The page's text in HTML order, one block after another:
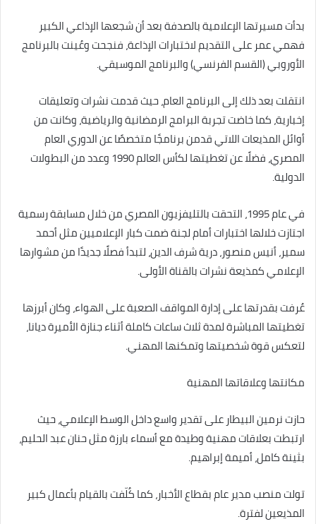
بدأت مسيرتها الإعلامية بالصدفة بعد أن شجعها الإذاعي الكبير
فهمي عمر على التقديم لاختبارات الإذاعة، فنجحت وعُينت بالبرنامج
الأوروبي (القسم الفرنسي) والبرنامج الموسيقي.
انتقلت بعد ذلك إلى البرنامج العام، حيث قدمت نشرات وتعليقات
إخبارية، كما خاضت تجربة البرامج الرمضانية والرياضية، وكانت من
أوائل المذيعات اللاتي قدمن برنامجًا متخصصًا عن الدوري العام
المصري، فضلًا عن تغطيتها لكأس العالم 1990 وعدد من البطولات
الدولية.
في عام 1995، التحقت بالتليفزيون المصري من خلال مسابقة رسمية
اجتازت خلالها اختبارات أمام لجنة ضمت كبار الإعلاميين مثل أحمد
سمير، أنيس منصور، درية شرف الدين، لتبدأ فصلًا جديدًا من مشوارها
الإعلامي كمذيعة نشرات بالقناة الأولى.
عُرفت بقدرتها على إدارة المواقف الصعبة على الهواء، وكان أبرزها
تغطيتها المباشرة لمدة ثلاث ساعات كاملة أثناء جنازة الأميرة ديانا،
لتعكس قوة شخصيتها وتمكنها المهني.
مكانتها وعلاقاتها المهنية
حازت نرمين البيطار على تقدير واسع داخل الوسط الإعلامي، حيث
ارتبطت بعلاقات مهنية وطيدة مع أسماء بارزة مثل حنان عبد الحليم،
بثينة كامل، أميمة إبراهيم.
تولت منصب مدير عام بقطاع الأخبار، كما كُلّفت بالقيام بأعمال كبير
المذيعين لفترة.